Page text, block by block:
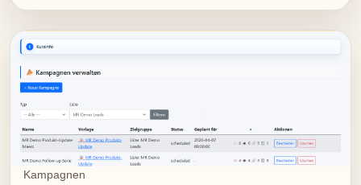
Kampagnen